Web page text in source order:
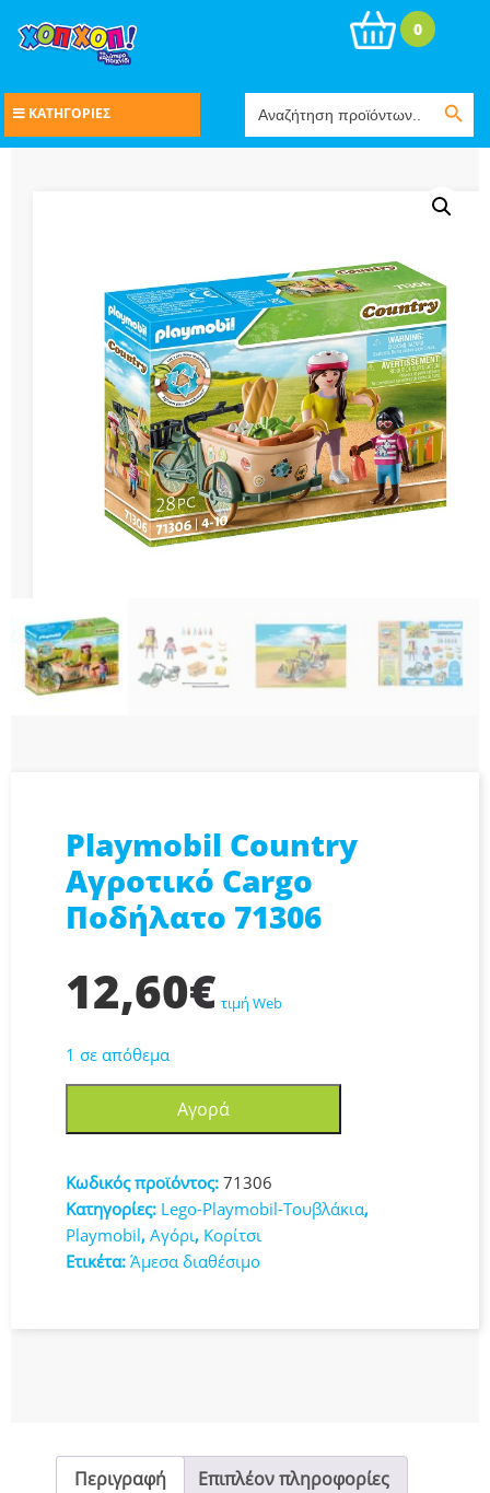
for:
Search Button
0
ΚΑΤΗΓΟΡΙΕΣ
Playmobil Country
Αγροτικό Cargo
Ποδήλατο 71306
12,60€ τιμή Web
1 σε απόθεμα
Cargo
Ποδήλατο
71306
ποσότητα
Αγορά
Κωδικός προϊόντος: 71306
Κατηγορίες: Lego-Playmobil-Τουβλάκια,
Playmobil, Αγόρι, Κορίτσι
Ετικέτα: Άμεσα διαθέσιμο
Περιγραφή
Επιπλέον πληροφορίες